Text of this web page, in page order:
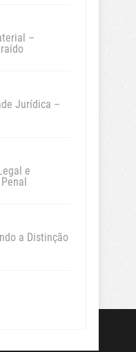
–
Jurídica –
e
a Distinção